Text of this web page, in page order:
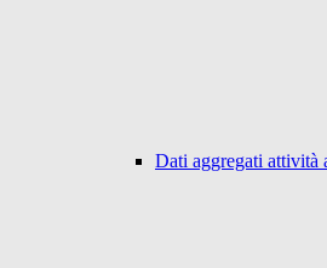
Dati aggregati attività